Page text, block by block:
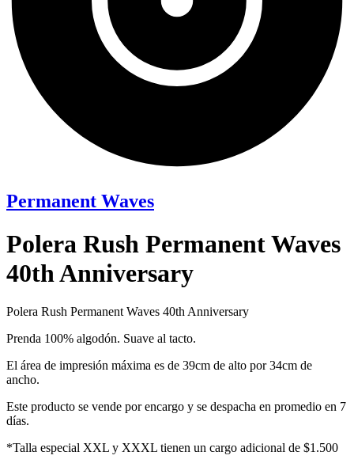
Permanent Waves
Polera Rush Permanent Waves
40th Anniversary
Polera Rush Permanent Waves 40th Anniversary
Prenda 100% algodón. Suave al tacto.
El área de impresión máxima es de 39cm de alto por 34cm de
ancho.
Este producto se vende por encargo y se despacha en promedio en 7
días.
*Talla especial XXL y XXXL tienen un cargo adicional de $1.500